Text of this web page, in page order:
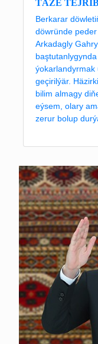
TÄZE
Berkarar
döwründe
Arkadagly
ýokarlandyrmak
geçirilýär.
bilim almagy
eýsem, olary
zerur bolup